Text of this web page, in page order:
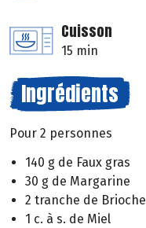
Cuisson
15 min
Ingrédients
Pour 2 personnes
140 g de Faux gras
30 g de Margarine
2 tranche de Brioche
1 c. à s. de Miel